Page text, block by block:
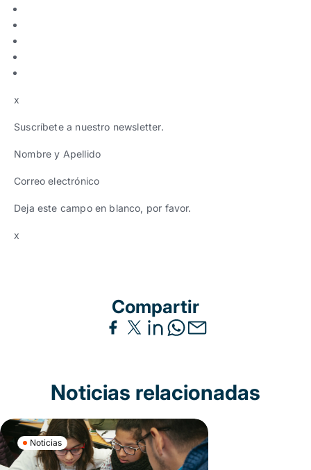
x
Suscríbete a nuestro newsletter.
Nombre y Apellido
Correo electrónico
Deja este campo en blanco, por favor.
x
Compartir
Noticias relacionadas
Noticias